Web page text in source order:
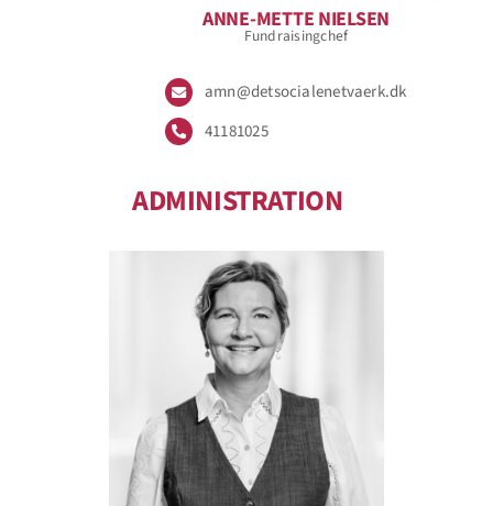
ANNE-METTE NIELSEN
Fundraisingchef
amn@detsocialenetvaerk.dk
41181025
ADMINISTRATION